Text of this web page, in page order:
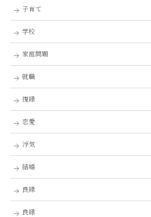
子育て
学校
家庭問題
就職
復縁
恋愛
浮気
結婚
良縁
良縁